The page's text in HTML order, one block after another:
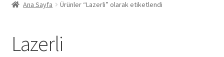
Hakkımızda
Ana Sayfa Ürünler “Lazerli” olarak etiketlendi
Lazerli